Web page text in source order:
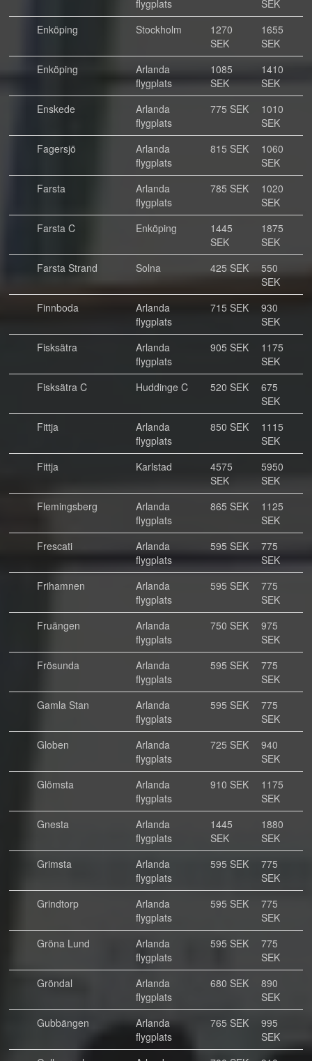
flygplats
SEK
Enköping
Stockholm
1270
SEK
1655
SEK
Enköping
Arlanda
flygplats
1085
SEK
1410
SEK
Enskede
Arlanda
flygplats
775 SEK
1010
SEK
Fagersjö
Arlanda
flygplats
815 SEK
1060
SEK
Farsta
Arlanda
flygplats
785 SEK
1020
SEK
Farsta C
Enköping
1445
SEK
1875
SEK
Farsta Strand
Solna 425 SEK
550
SEK
Finnboda
Arlanda
flygplats
715 SEK
930
SEK
Fisksätra
Arlanda
flygplats
905 SEK
1175
SEK
Fisksätra C
Huddinge C 520 SEK
675
SEK
Fittja
Arlanda
flygplats
850 SEK
1115
SEK
Fittja
Karlstad
4575
SEK
5950
SEK
Flemingsberg
Arlanda
flygplats
865 SEK
1125
SEK
Frescati
Arlanda
flygplats
595 SEK
775
SEK
Frihamnen
Arlanda
flygplats
595 SEK
775
SEK
Fruängen
Arlanda
flygplats
750 SEK
975
SEK
Frösunda
Arlanda
flygplats
595 SEK
775
SEK
Gamla Stan
Arlanda
flygplats
595 SEK
775
SEK
Globen
Arlanda
flygplats
725 SEK
940
SEK
Glömsta
Arlanda
flygplats
910 SEK
1175
SEK
Gnesta
Arlanda
flygplats
1445
SEK
1880
SEK
Grimsta
Arlanda
flygplats
595 SEK
775
SEK
Grindtorp
Arlanda
flygplats
595 SEK
775
SEK
Gröna Lund
Arlanda
flygplats
595 SEK
775
SEK
Gröndal
Arlanda
flygplats
680 SEK
890
SEK
Gubbängen
Arlanda
flygplats
765 SEK
995
SEK